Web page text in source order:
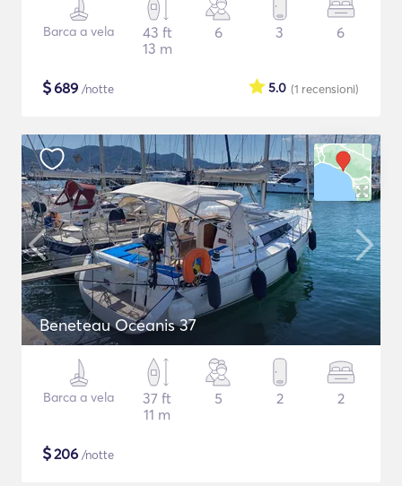
Barca a vela
43 ft
13 m
6 3 6
$689 /notte (1 recensioni)
5.0
Beneteau Oceanis 37
Barca a vela
37 ft
11 m
5 2 2
$206 /notte